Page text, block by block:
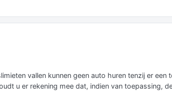
vallen kunnen geen auto huren tenzij er
u er rekening mee dat, indien van toepassing,